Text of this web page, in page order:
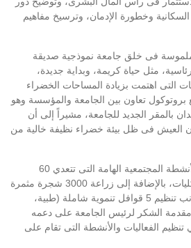
وخطورة الإدمان، وترسيخ مفاهيم
فى خلق جامعة نموذجية صديقة
مثل حياة كريمة، وبداية جديدة،
ومن أوائل الجامعات التى اهتمت بزيادة المساحات الخضراء
بروتوكول تعاون بين الجامعة والمؤسسة وهو
من نوعه على مستوى الجامعات المصرية، لتنفيذ مشتل دائم مثمر على مساحة 20 فدان بالمقر الجديد للجامعة، مشيراً إلى أن
العيش فى ظل بيئة خضراء نظيفة خالية من
وأشارت الدكتورة صباح صابر، إلى أن الأسبوع البيئي الثامن يشمل هذا العام سلسلة من الأنشطة المجتمعية الهامة التى تتعدي 60
فاعلية، وتتنوع ما بين ورش عمل، وندوات تثقيفية، ومحاضرات توعوية يتم تنفيذها بكافة الكليات، بالإضافة إلى زراعة 3000 شجرة مثمرة
بالتعاون مع مؤسسة هنجملها للتنمية المستدامة بمقري الجامعة القديم والجديد، هذا إلى جانب تنظيم 5 قوافل تنموية شاملة (طبية،
مقدمة الشكر لرئيس الجامعة على دعمه
الفعاليات والأنشطة التى تقام على